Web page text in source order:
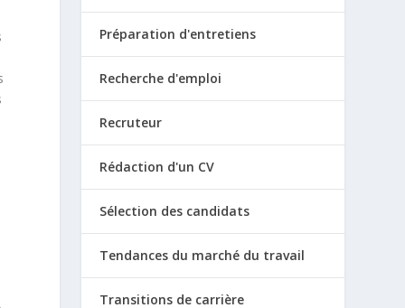
Préparation d'entretiens
Recherche d'emploi
Recruteur
Rédaction d'un CV
Sélection des candidats
Tendances du marché du travail
Transitions de carrière